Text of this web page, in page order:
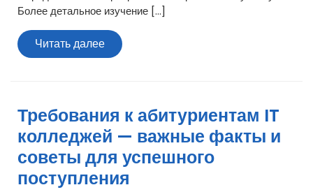
Более детальное изучение […]
Читать далееЧитать
далее
Требования к абитуриентам IT
колледжей — важные факты и
советы для успешного
поступления